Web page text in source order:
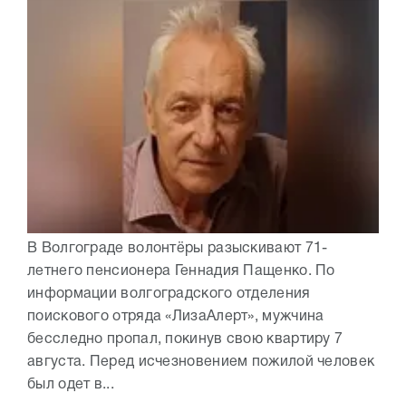
В Волгограде волонтёры разыскивают 71-
летнего пенсионера Геннадия Пащенко. По
информации волгоградского отделения
поискового отряда «ЛизаАлерт», мужчина
бесследно пропал, покинув свою квартиру 7
августа. Перед исчезновением пожилой человек
был одет в...